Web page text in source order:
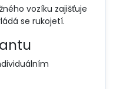
vozíku zajišťuje
se rukojetí.